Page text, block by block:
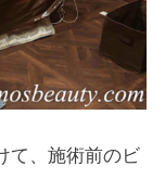
て、施術前のビ